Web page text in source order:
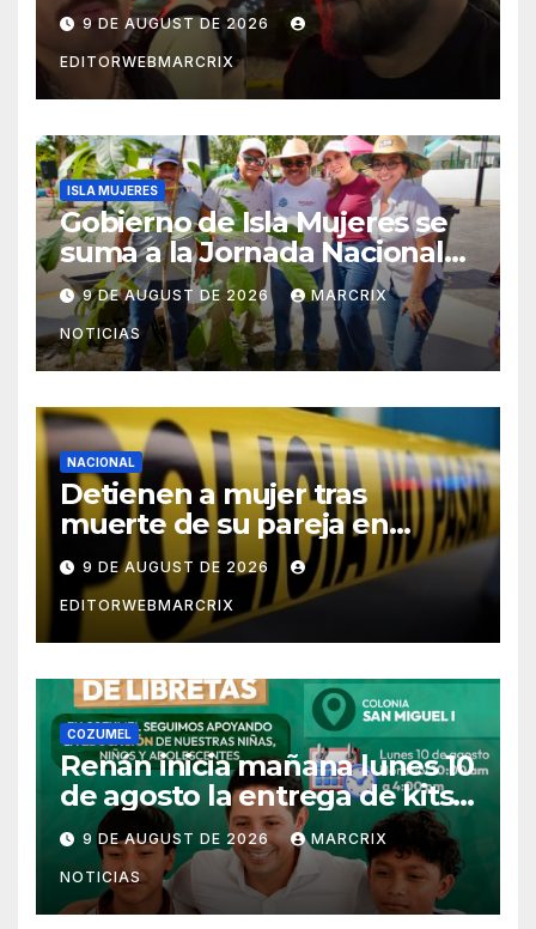
9 DE AUGUST DE 2026
EDITORWEBMARCRIX
ISLA MUJERES
Gobierno de Isla Mujeres se
suma a la Jornada Nacional
de Reforestación 2026
9 DE AUGUST DE 2026 MARCRIX
NOTICIAS
NACIONAL
Detienen a mujer tras
muerte de su pareja en
Saltillo
9 DE AUGUST DE 2026
EDITORWEBMARCRIX
COZUMEL
Renán inicia mañana lunes 10
de agosto la entrega de kits
escolares en Cozumel
9 DE AUGUST DE 2026 MARCRIX
NOTICIAS